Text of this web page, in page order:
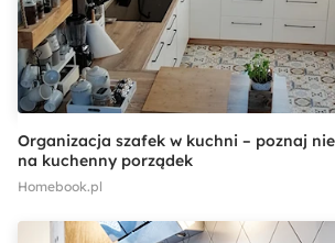
Organizacja szafek w kuchni – poznaj
na kuchenny porządek
Homebook.pl